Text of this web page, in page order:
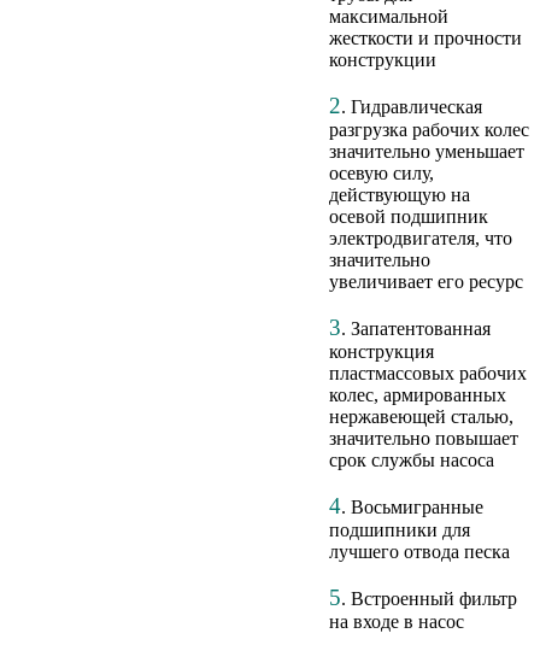
максимальной
жесткости и прочности
конструкции
2. Гидравлическая
разгрузка рабочих колес
значительно уменьшает
осевую силу,
действующую на
осевой подшипник
электродвигателя, что
значительно
увеличивает его ресурс
3. Запатентованная
конструкция
пластмассовых рабочих
колес, армированных
нержавеющей сталью,
значительно повышает
срок службы насоса
4. Восьмигранные
подшипники для
лучшего отвода песка
5. Встроенный фильтр
на входе в насос